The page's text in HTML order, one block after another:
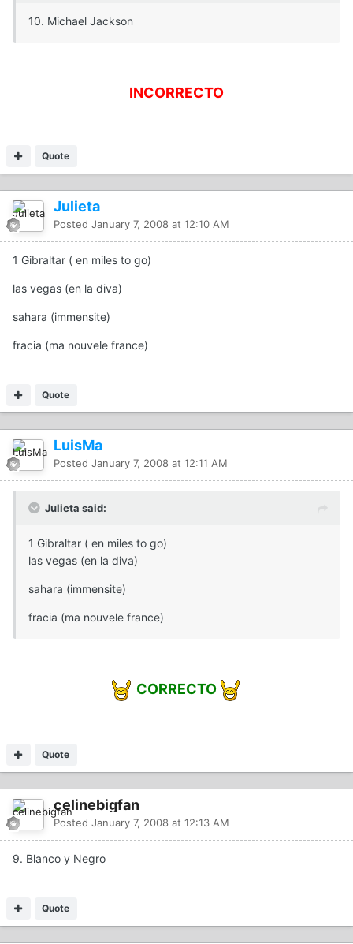
10. Michael Jackson
INCORRECTO
Quote
Julieta
Posted January 7, 2008 at 12:10 AM
1 Gibraltar ( en miles to go)
las vegas (en la diva)
sahara (immensite)
fracia (ma nouvele france)
Quote
LuisMa
Posted January 7, 2008 at 12:11 AM
Julieta said:
1 Gibraltar ( en miles to go)
las vegas (en la diva)
sahara (immensite)
fracia (ma nouvele france)
CORRECTO
Quote
celinebigfan
Posted January 7, 2008 at 12:13 AM
9. Blanco y Negro
Quote